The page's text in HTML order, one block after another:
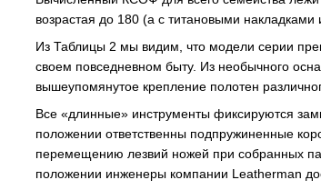
возрастая до 180 (а с титановыми накладками
Из Таблицы 2 мы видим, что модели серии
своем повседневном быту. Из необычного
вышеупомянутое крепление полотен
Все «длинные» инструменты фиксируются
положении ответственны подпружиненные
перемещению лезвий ножей при собранных
положении инженеры компании Leatherman